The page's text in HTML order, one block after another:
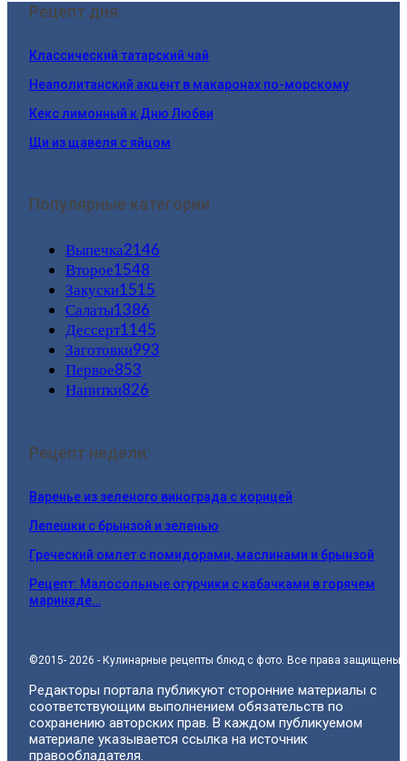
Рецепт дня:
Классический татарский чай
Неаполитанский акцент в макаронах по-морскому
Кекс лимонный к Дню Любви
Щи из щавеля с яйцом
Популярные категории
Выпечка2146
Второе1548
Закуски1515
Салаты1386
Дессерт1145
Заготовки993
Первое853
Напитки826
Рецепт недели:
Варенье из зеленого винограда с корицей
Лепешки с брынзой и зеленью
Греческий омлет с помидорами, маслинами и брынзой
Рецепт: Малосольные огурчики с кабачками в горячем
маринаде…
©2015- 2026 - Кулинарные рецепты блюд с фото. Все права защищены.
Редакторы портала публикуют сторонние материалы с
соответствующим выполнением обязательств по
сохранению авторских прав. В каждом публикуемом
материале указывается ссылка на источник
правообладателя.